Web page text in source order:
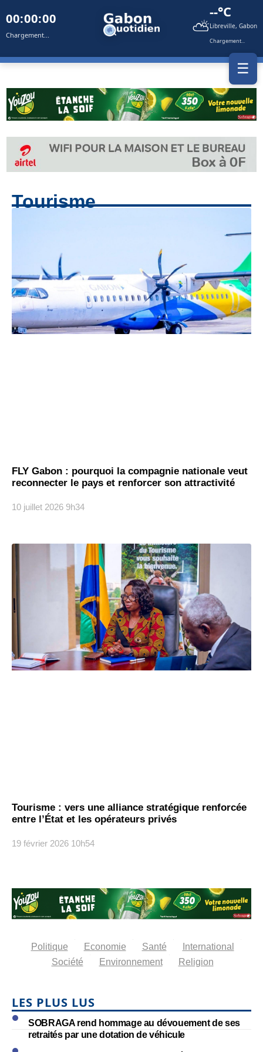
00:00:00
Chargement... ⛅
--°C
Libreville, Gabon
Chargement...
☰
Tourisme
FLY Gabon : pourquoi la compagnie nationale veut
reconnecter le pays et renforcer son attractivité
10 juillet 2026 9h34
Tourisme : vers une alliance stratégique renforcée
entre l’État et les opérateurs privés
19 février 2026 10h54
Politique Economie Santé
International
Société
Environnement Religion
LES PLUS LUS
SOBRAGA rend hommage au dévouement de ses
retraités par une dotation de véhicule